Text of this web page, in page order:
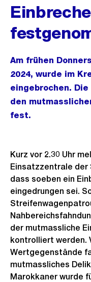
Am frühen
2024, wurde im
eingebrochen.
den
fest.
Kurz vor 2.30 Uhr
Einsatzzentrale der
dass soeben ein
eingedrungen sei.
der mutmassliche
kontrolliert werden.
Wertgegenstände
mutmassliches
Marokkaner wurde